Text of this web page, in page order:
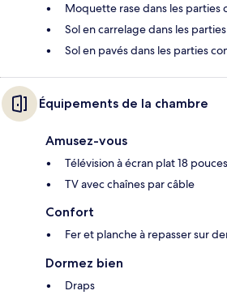
Moquette rase dans les parties
Sol en carrelage dans les
Sol en pavés dans les parties
Équipements de la chambre
Amusez-vous
Télévision à écran plat 18 pouces
TV avec chaînes par câble
Confort
Fer et planche à repasser sur
Dormez bien
Draps